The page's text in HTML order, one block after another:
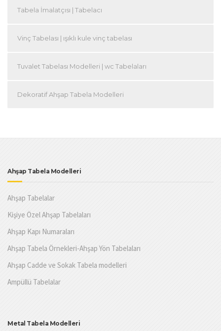
Tabela İmalatçısı | Tabelacı
Vinç Tabelası | ışıklı kule vinç tabelası
Tuvalet Tabelası Modelleri | wc Tabelaları
Dekoratif Ahşap Tabela Modelleri
Ahşap Tabela Modelleri
Ahşap Tabelalar
Kişiye Özel Ahşap Tabelaları
Ahşap Kapı Numaraları
Ahşap Tabela Örnekleri-Ahşap Yön Tabelaları
Ahşap Cadde ve Sokak Tabela modelleri
Ampüllü Tabelalar
Metal Tabela Modelleri